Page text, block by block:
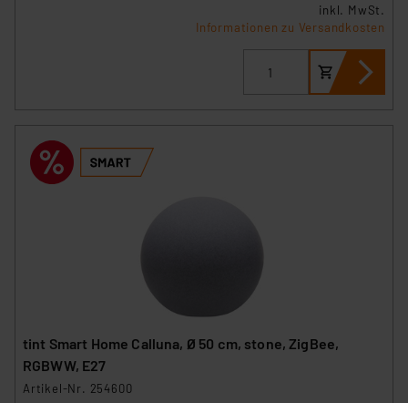
inkl. MwSt.
Informationen zu Versandkosten
tint Smart Home Calluna, Ø 50 cm, stone, ZigBee,
RGBWW, E27
Artikel-Nr. 254600